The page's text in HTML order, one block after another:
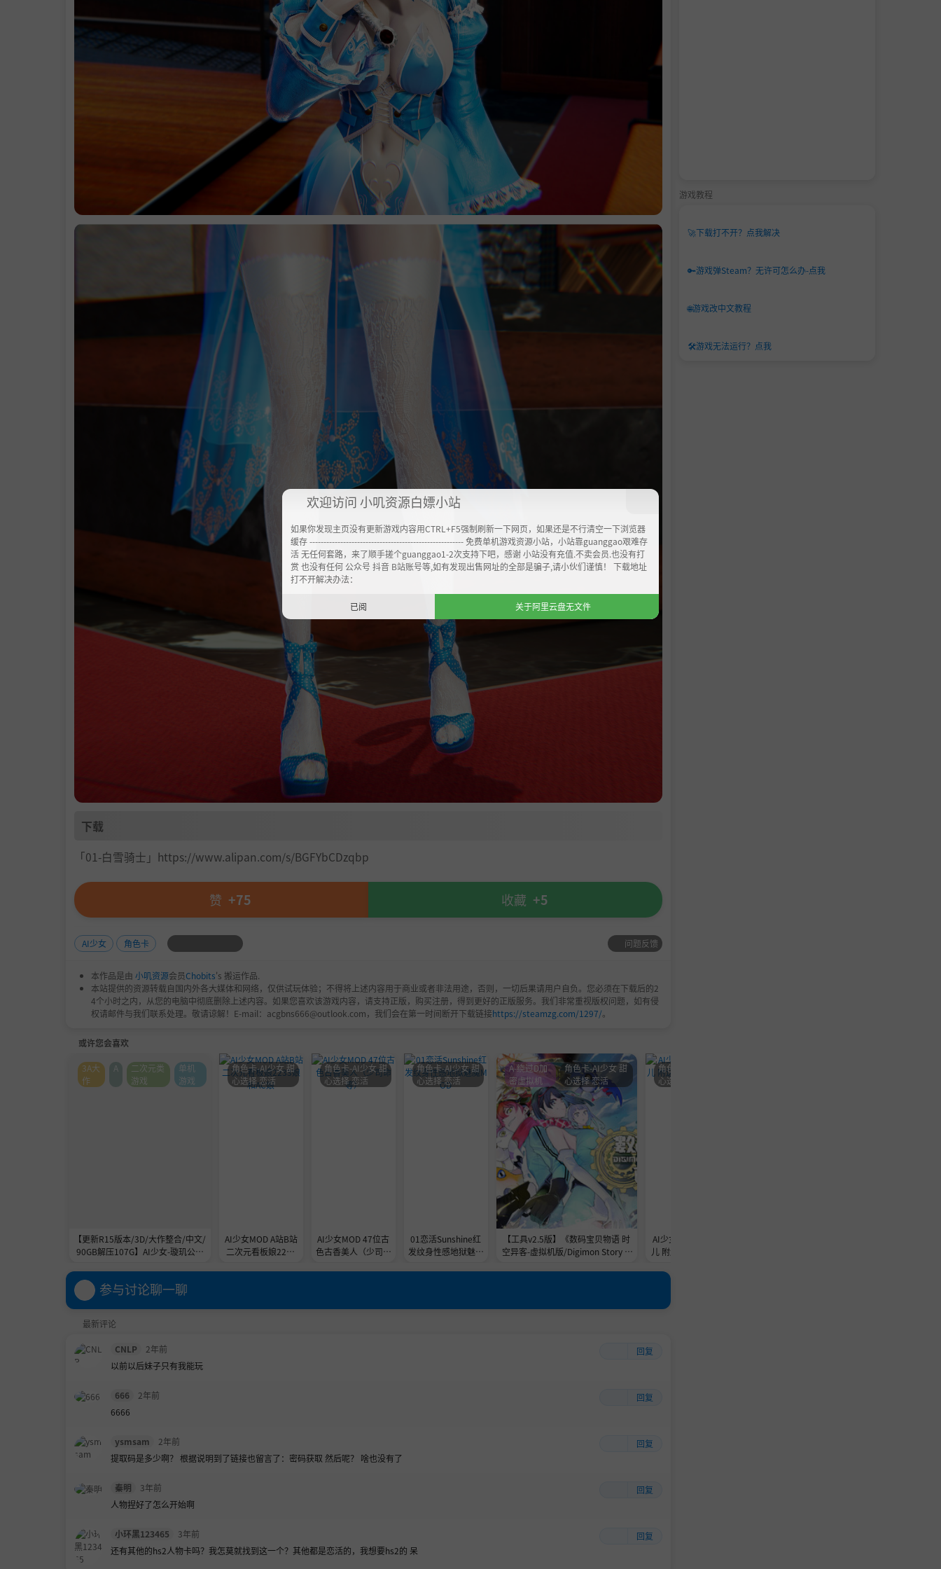
下载
「01-白雪骑士」https://www.alipan.com/s/BGFYbCDzqbp
赞 +75 收藏 +5
AI少女 角色卡 问题反馈
本作品是由 小叽资源会员Chobits's 搬运作品.
本站提供的资源转载自国内外各大媒体和网络，仅供试玩体验；不得将上述内容用于商业或者非法用途，否则，一切后果请用户自负。您必须在下载后的2
4个小时之内，从您的电脑中彻底删除上述内容。如果您喜欢该游戏内容，请支持正版，购买注册，得到更好的正版服务。我们非常重视版权问题，如有侵
权请邮件与我们联系处理。敬请谅解！E-mail：acgbns666@outlook.com，我们会在第一时间断开下载链接https://steamzg.com/1297/。
或许您会喜欢
【更新R15版本/3D/大作整合/中文/
90GB解压107G】AI少女-璇玑公主
3A大
作
A
二次元类
游戏
单机
游戏
AI少女MOD A站B站
二次元看板娘2233
角色卡-AI少女 甜
心选择 恋活
AI少女MOD 47位古
色古香美人（少司命
角色卡-AI少女 甜
心选择 恋活
01恋活Sunshine红
发纹身性感地狱魅魔
角色卡-AI少女 甜
心选择 恋活
【工具v2.5版】《数码宝贝物语 时
空异客-虚拟机版/Digimon Story Ti
A-绕过D加
密虚拟机
角色卡-AI少女 甜
心选择 恋活
AI少女MOD 女神素
儿 附送 （牵丝戏 舞
角色卡-AI少女 甜
心选择 恋活
参与讨论聊一聊
最新评论
CNLP 2年前
回复
以前以后妹子只有我能玩
666 2年前
回复
6666
ysmsam 2年前
回复
提取码是多少啊？ 根据说明到了链接也留言了：密码获取 然后呢？ 啥也没有了
秦明 3年前
回复
人物捏好了怎么开始啊
小环黑123465 3年前
回复
还有其他的hs2人物卡吗？我怎莫就找到这一个？其他都是恋活的，我想要hs2的 呆
游戏教程
🚀下载打不开？点我解决
🔑游戏弹Steam？无许可怎么办-点我
🌐游戏改中文教程
🛠️游戏无法运行？点我
欢迎访问 小叽资源白嫖小站
如果你发现主页没有更新游戏内容用CTRL+F5强制刷新一下网页，如果还是不行清空一下浏览器
缓存 ------------------------------------------------------- 免费单机游戏资源小站，小站靠guanggao艰难存
活 无任何套路，来了顺手搓个guanggao1-2次支持下吧，感谢 小站没有充值.不卖会员.也没有打
赏 也没有任何 公众号 抖音 B站账号等,如有发现出售网址的全部是骗子,请小伙们谨慎！ 下载地址
打不开解决办法：
已阅 关于阿里云盘无文件